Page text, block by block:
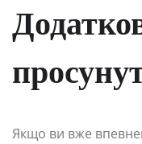
Якщо ви вже